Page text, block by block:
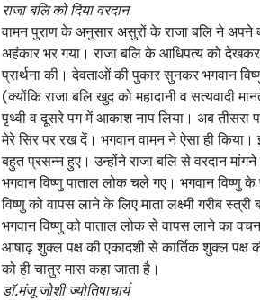
राजा बलि को दिया वरदान
वामन पुराण के अनुसार असुरों के राजा बलि ने अपने
अहंकार भर गया। राजा बलि के आधिपत्य को
प्रार्थना की। देवताओं की पुकार सुनकर भगवान
(क्योंकि राजा बलि खुद को महादानी व सत्यवादी
पृथ्वी व दूसरे पग में आकाश नाप लिया। अब तीसरा
मेरे सिर पर रख दें। भगवान वामन ने ऐसा ही
बहुत प्रसन्न हुए। उन्होंने राजा बलि से वरदान
भगवान विष्णु पाताल लोक चले गए। भगवान विष्णु
विष्णु को वापस लाने के लिए माता लक्ष्मी गरीब
भगवान विष्णु को पाताल लोक से वापस लाने का
आषाढ़ शुक्ल पक्ष की एकादशी से कार्तिक शुक्ल
को ही चातुर मास कहा जाता है।
डॉ.मंजू जोशी ज्योतिषाचार्य